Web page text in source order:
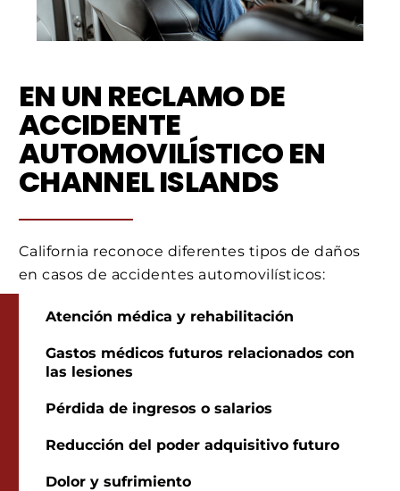
EN UN RECLAMO DE
ACCIDENTE
AUTOMOVILÍSTICO EN
CHANNEL ISLANDS
California reconoce diferentes tipos de daños
en casos de accidentes automovilísticos:
Atención médica y rehabilitación
Gastos médicos futuros relacionados con
las lesiones
Pérdida de ingresos o salarios
Reducción del poder adquisitivo futuro
Dolor y sufrimiento